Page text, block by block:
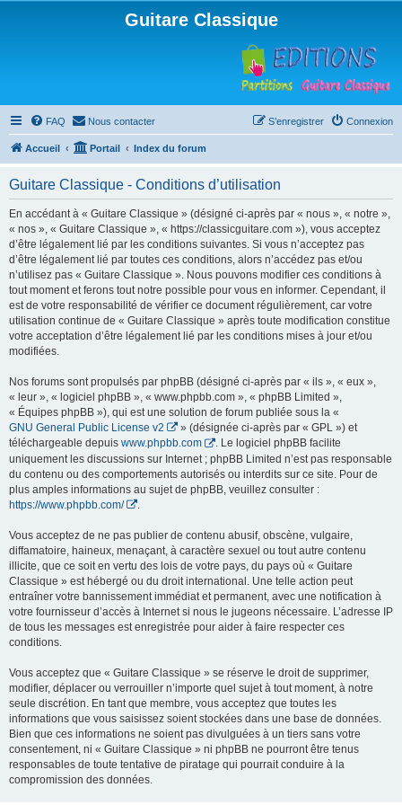
Guitare Classique
FAQ Nous contacter Connexion
S’enregistrer
Accueil Portail Index du forum
Guitare Classique - Conditions d’utilisation
En accédant à « Guitare Classique » (désigné ci-après par « nous », « notre »,
« nos », « Guitare Classique », « https://classicguitare.com »), vous acceptez
d’être légalement lié par les conditions suivantes. Si vous n’acceptez pas
d’être légalement lié par toutes ces conditions, alors n’accédez pas et/ou
n’utilisez pas « Guitare Classique ». Nous pouvons modifier ces conditions à
tout moment et ferons tout notre possible pour vous en informer. Cependant, il
est de votre responsabilité de vérifier ce document régulièrement, car votre
utilisation continue de « Guitare Classique » après toute modification constitue
votre acceptation d’être légalement lié par les conditions mises à jour et/ou
modifiées.
Nos forums sont propulsés par phpBB (désigné ci-après par « ils », « eux »,
« leur », « logiciel phpBB », « www.phpbb.com », « phpBB Limited »,
« Équipes phpBB »), qui est une solution de forum publiée sous la «
GNU General Public License v2
» (désignée ci-après par « GPL ») et
téléchargeable depuis www.phpbb.com
. Le logiciel phpBB facilite
uniquement les discussions sur Internet ; phpBB Limited n’est pas responsable
du contenu ou des comportements autorisés ou interdits sur ce site. Pour de
plus amples informations au sujet de phpBB, veuillez consulter :
https://www.phpbb.com/
Vous acceptez de ne pas publier de contenu abusif, obscène, vulgaire,
diffamatoire, haineux, menaçant, à caractère sexuel ou tout autre contenu
illicite, que ce soit en vertu des lois de votre pays, du pays où « Guitare
Classique » est hébergé ou du droit international. Une telle action peut
entraîner votre bannissement immédiat et permanent, avec une notification à
votre fournisseur d’accès à Internet si nous le jugeons nécessaire. L’adresse IP
de tous les messages est enregistrée pour aider à faire respecter ces
conditions.
Vous acceptez que « Guitare Classique » se réserve le droit de supprimer,
modifier, déplacer ou verrouiller n’importe quel sujet à tout moment, à notre
seule discrétion. En tant que membre, vous acceptez que toutes les
informations que vous saisissez soient stockées dans une base de données.
Bien que ces informations ne soient pas divulguées à un tiers sans votre
consentement, ni « Guitare Classique » ni phpBB ne pourront être tenus
responsables de toute tentative de piratage qui pourrait conduire à la
compromission des données.